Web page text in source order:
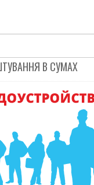
В СУМАХ